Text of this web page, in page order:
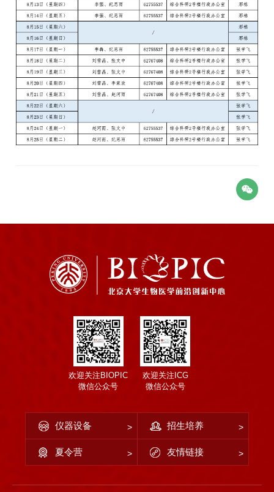
欢迎关注BIOPIC
微信公众号
欢迎关注ICG
微信公众号
仪器设备 招生培养
夏令营 友情链接